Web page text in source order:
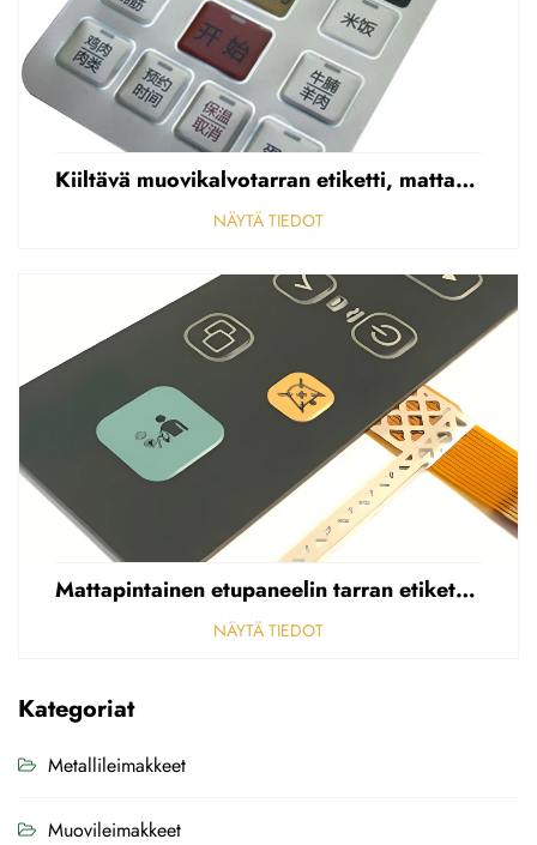
Kiiltävä muovikalvotarran etiketti, mattapintainen etupaneelin tarran etiketti, korostettu polycarbonaattipäällys
NÄYTÄ TIEDOT
Mattapintainen etupaneelin tarran etiketti, reikäinen sumea, 0,25 mm paksuinen polycarbonaatti-/PVC-tarran etiketti
NÄYTÄ TIEDOT
Kategoriat
Metallileimakkeet
Muovileimakkeet